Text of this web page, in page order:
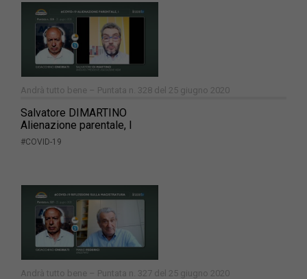
Andrà tutto bene – Puntata n. 328 del 25 giugno 2020
Salvatore DIMARTINO
Alienazione parentale, I
#COVID-19
Andrà tutto bene – Puntata n. 327 del 25 giugno 2020